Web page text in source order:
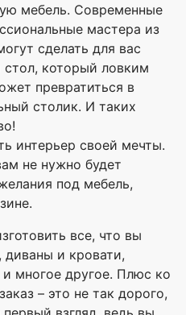
мебель. Современные
мастера из
сделать для вас
который ловким
превратиться в
столик. И таких
интерьер своей мечты.
не нужно будет
под мебель,
все, что вы
диваны и кровати,
многое другое. Плюс ко
– это не так дорого,